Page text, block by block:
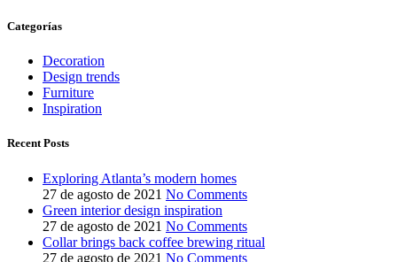
Categorías
Decoration
Design trends
Furniture
Inspiration
Recent Posts
Exploring Atlanta’s modern homes
27 de agosto de 2021 No Comments
Green interior design inspiration
27 de agosto de 2021 No Comments
Collar brings back coffee brewing ritual
27 de agosto de 2021 No Comments